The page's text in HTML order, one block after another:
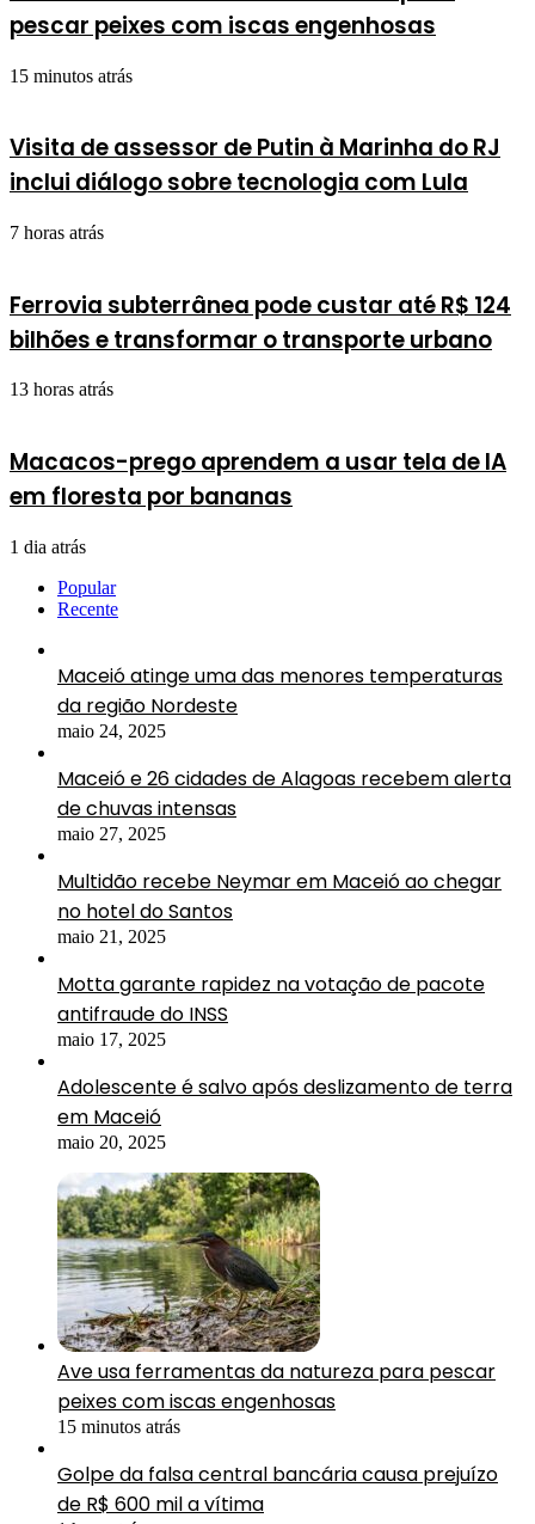
pescar peixes com iscas engenhosas
15 minutos atrás
Visita de assessor de Putin à Marinha do RJ
inclui diálogo sobre tecnologia com Lula
7 horas atrás
Ferrovia subterrânea pode custar até R$ 124
bilhões e transformar o transporte urbano
13 horas atrás
Macacos-prego aprendem a usar tela de IA
em floresta por bananas
1 dia atrás
Popular
Recente
Maceió atinge uma das menores temperaturas
da região Nordeste
maio 24, 2025
Maceió e 26 cidades de Alagoas recebem alerta
de chuvas intensas
maio 27, 2025
Multidão recebe Neymar em Maceió ao chegar
no hotel do Santos
maio 21, 2025
Motta garante rapidez na votação de pacote
antifraude do INSS
maio 17, 2025
Adolescente é salvo após deslizamento de terra
em Maceió
maio 20, 2025
Ave usa ferramentas da natureza para pescar
peixes com iscas engenhosas
15 minutos atrás
Golpe da falsa central bancária causa prejuízo
de R$ 600 mil a vítima